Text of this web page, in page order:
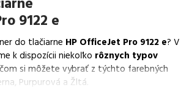
9122 e
do tlačiarne HP OfficeJet Pro 9122 e? V
k dispozícii niekoľko rôznych typov
si môžete vybrať z týchto farebných
Purpurová a Žltá.